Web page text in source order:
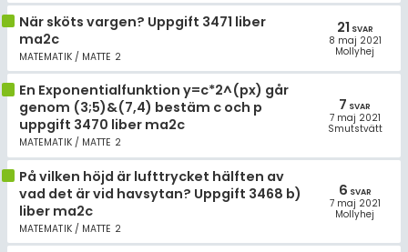
När sköts vargen? Uppgift 3471 liber
ma2c
MATEMATIK / MATTE 2
21 SVAR
8 maj 2021
Mollyhej
En Exponentialfunktion y=c*2^(px) går
genom (3;5)&(7,4) bestäm c och p
uppgift 3470 liber ma2c
MATEMATIK / MATTE 2
7 SVAR
7 maj 2021
Smutstvätt
På vilken höjd är lufttrycket hälften av
vad det är vid havsytan? Uppgift 3468 b)
liber ma2c
MATEMATIK / MATTE 2
6 SVAR
7 maj 2021
Mollyhej